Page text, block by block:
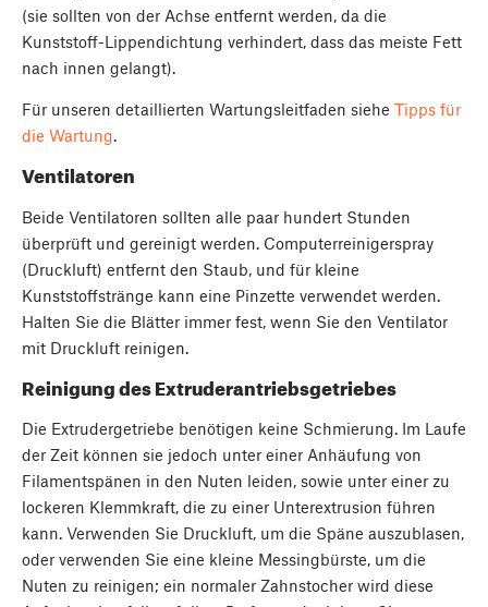
(sie sollten von der Achse entfernt werden, da die
Kunststoff-Lippendichtung verhindert, dass das meiste Fett
nach innen gelangt).
Für unseren detaillierten Wartungsleitfaden siehe Tipps für
die Wartung.
Ventilatoren
Beide Ventilatoren sollten alle paar hundert Stunden
überprüft und gereinigt werden. Computerreinigerspray
(Druckluft) entfernt den Staub, und für kleine
Kunststoffstränge kann eine Pinzette verwendet werden.
Halten Sie die Blätter immer fest, wenn Sie den Ventilator
mit Druckluft reinigen.
Reinigung des Extruderantriebsgetriebes
Die Extrudergetriebe benötigen keine Schmierung. Im Laufe
der Zeit können sie jedoch unter einer Anhäufung von
Filamentspänen in den Nuten leiden, sowie unter einer zu
lockeren Klemmkraft, die zu einer Unterextrusion führen
kann. Verwenden Sie Druckluft, um die Späne auszublasen,
oder verwenden Sie eine kleine Messingbürste, um die
Nuten zu reinigen; ein normaler Zahnstocher wird diese